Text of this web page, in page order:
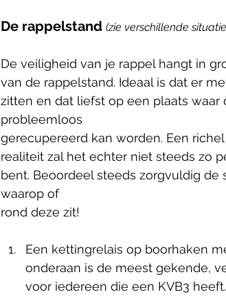
De rappelstand (zie verschillende
De veiligheid van je rappel hangt in
van de rappelstand. Ideaal is dat er
zitten en dat liefst op een plaats
probleemloos
gerecupereerd kan worden. Een
realiteit zal het echter niet steeds zo
bent. Beoordeel steeds zorgvuldig
waarop of
rond deze zit!
Een kettingrelais op boorhaken
onderaan is de meest gekende,
voor iedereen die een KVB3 heeft.